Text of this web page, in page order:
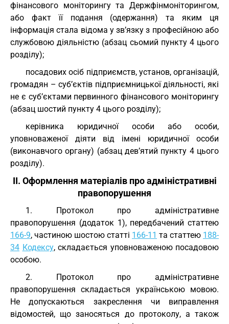
фінансового моніторингу та Держфінмоніторингом,
або факт її подання (одержання) та яким ця
інформація стала відома у зв’язку з професійною або
службовою діяльністю (абзац сьомий пункту 4 цього
розділу);
посадових осіб підприємств, установ, організацій,
громадян – суб’єктів підприємницької діяльності, які
не є суб’єктами первинного фінансового моніторингу
(абзац шостий пункту 4 цього розділу);
керівника юридичної особи або особи,
уповноваженої діяти від імені юридичної особи
(виконавчого органу) (абзац дев’ятий пункту 4 цього
розділу).
II. Оформлення матеріалів про адміністративні
правопорушення
1. Протокол про адміністративне
правопорушення (додаток 1), передбачений статтею
166-9, частиною шостою статті 166-11 та статтею 188-
34 Кодексу, складається уповноваженою посадовою
особою.
2. Протокол про адміністративне
правопорушення складається українською мовою.
Не допускаються закреслення чи виправлення
відомостей, що заносяться до протоколу, а також